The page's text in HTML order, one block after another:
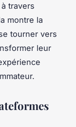
travers
montre la
tourner vers
leur